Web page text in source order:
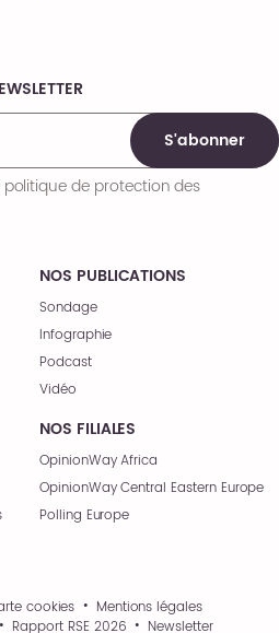
NOS PUBLICATIONS
Sondage
Infographie
Podcast
Vidéo
NOS FILIALES
OpinionWay Africa
OpinionWay Central Eastern Europe
Polling Europe
S'abonner
de protection des
cookies
Mentions légales
Rapport RSE 2026 Newsletter